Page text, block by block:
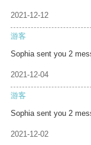
2021-12-12
游客
Sophia sent you 2
2021-12-04
游客
Sophia sent you 2
2021-12-02